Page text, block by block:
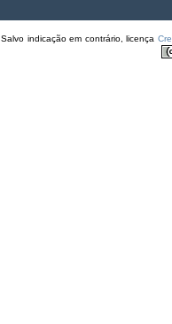
Salvo indicação em contrário, licença